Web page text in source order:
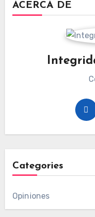
ACERCA DE
Categories
Opiniones